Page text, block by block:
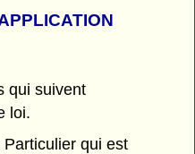
qui suivent
loi.
Particulier qui est